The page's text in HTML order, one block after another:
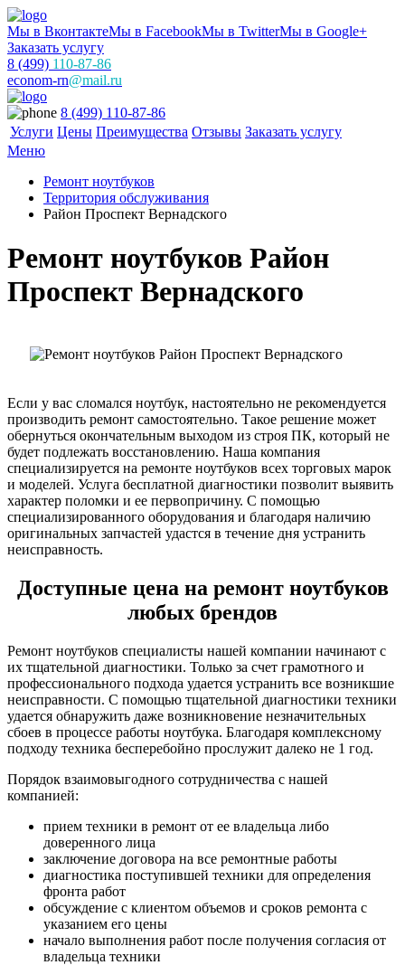
Мы в ВконтактеМы в FacebookМы в TwitterМы в Google+
Заказать услугу
8 (499) 110-87-86
econom-rn@mail.ru
8 (499) 110-87-86
Услуги Цены Преимущества Отзывы Заказать услугу
Меню
Ремонт ноутбуков
Территория обслуживания
Район Проспект Вернадского
Ремонт ноутбуков Район
Проспект Вернадского
Если у вас сломался ноутбук, настоятельно не рекомендуется
производить ремонт самостоятельно. Такое решение может
обернуться окончательным выходом из строя ПК, который не
будет подлежать восстановлению. Наша компания
специализируется на ремонте ноутбуков всех торговых марок
и моделей. Услуга бесплатной диагностики позволит выявить
характер поломки и ее первопричину. С помощью
специализированного оборудования и благодаря наличию
оригинальных запчастей удастся в течение дня устранить
неисправность.
Доступные цена на ремонт ноутбуков
любых брендов
Ремонт ноутбуков специалисты нашей компании начинают с
их тщательной диагностики. Только за счет грамотного и
профессионального подхода удается устранить все возникшие
неисправности. С помощью тщательной диагностики техники
удается обнаружить даже возникновение незначительных
сбоев в процессе работы ноутбука. Благодаря комплексному
подходу техника бесперебойно прослужит далеко не 1 год.
Порядок взаимовыгодного сотрудничества с нашей
компанией:
прием техники в ремонт от ее владельца либо
доверенного лица
заключение договора на все ремонтные работы
диагностика поступившей техники для определения
фронта работ
обсуждение с клиентом объемов и сроков ремонта с
указанием его цены
начало выполнения работ после получения согласия от
владельца техники